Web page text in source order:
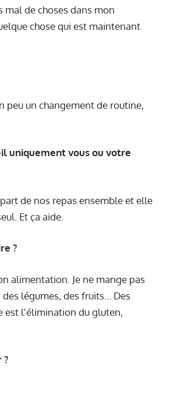
mal de choses dans mon
chose qui est maintenant
peu un changement de routine,
uniquement vous ou votre
de nos repas ensemble et elle
Et ça aide.
?
alimentation. Je ne mange pas
légumes, des fruits… Des
est l'élimination du gluten,
?